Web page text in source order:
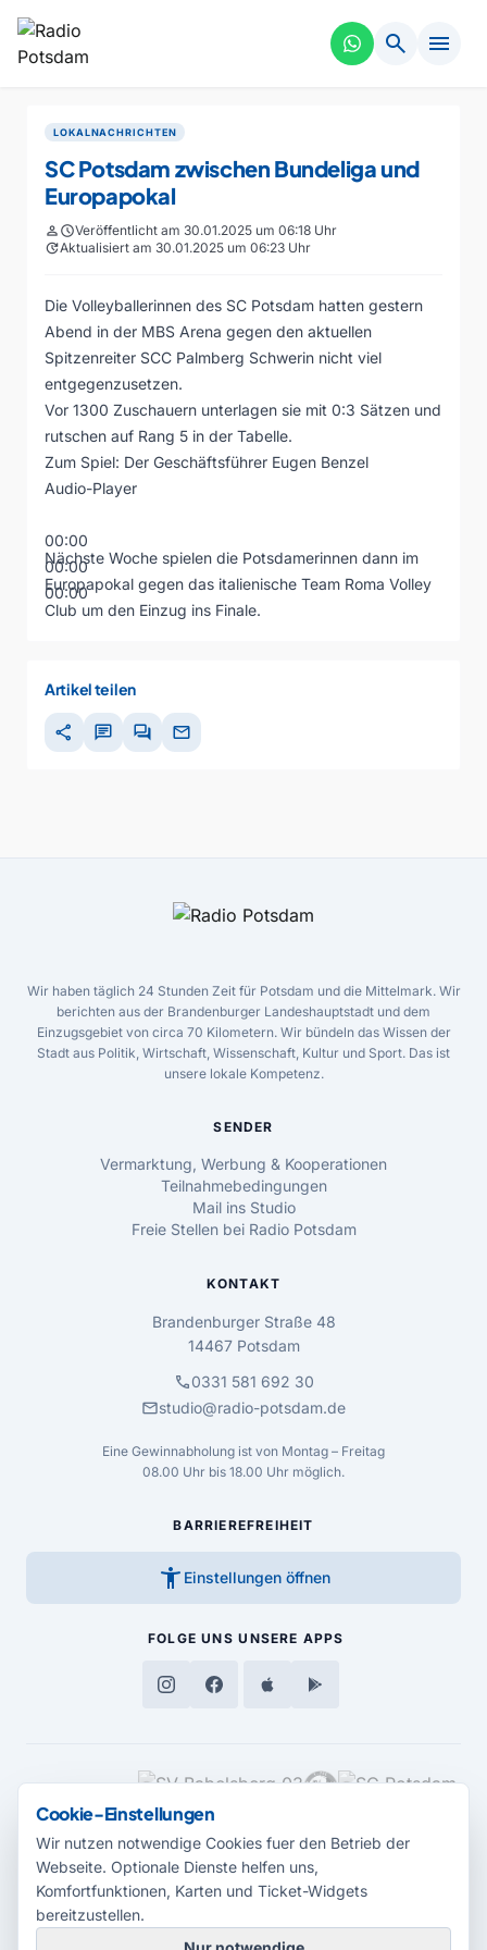
search menu
LOKALNACHRICHTEN
SC Potsdam zwischen Bundeliga und
Europapokal
personscheduleVeröffentlicht am 30.01.2025 um 06:18 Uhr
updateAktualisiert am 30.01.2025 um 06:23 Uhr
Die Volleyballerinnen des SC Potsdam hatten gestern
Abend in der MBS Arena gegen den aktuellen
Spitzenreiter SCC Palmberg Schwerin nicht viel
entgegenzusetzen.
Vor 1300 Zuschauern unterlagen sie mit 0:3 Sätzen und
rutschen auf Rang 5 in der Tabelle.
Zum Spiel: Der Geschäftsführer Eugen Benzel
Audio-Player
00:00
00:00
00:00
Nächste Woche spielen die Potsdamerinnen dann im
Europapokal gegen das italienische Team Roma Volley
Club um den Einzug ins Finale.
Artikel teilen
share chat forum mail
Wir haben täglich 24 Stunden Zeit für Potsdam und die Mittelmark. Wir
berichten aus der Brandenburger Landeshauptstadt und dem
Einzugsgebiet von circa 70 Kilometern. Wir bündeln das Wissen der
Stadt aus Politik, Wirtschaft, Wissenschaft, Kultur und Sport. Das ist
unsere lokale Kompetenz.
SENDER
Vermarktung, Werbung & Kooperationen
Teilnahmebedingungen
Mail ins Studio
Freie Stellen bei Radio Potsdam
KONTAKT
Brandenburger Straße 48
14467 Potsdam
call0331 581 692 30
mailstudio@radio-potsdam.de
Eine Gewinnabholung ist von Montag – Freitag
08.00 Uhr bis 18.00 Uhr möglich.
BARRIEREFREIHEIT
accessibility_new Einstellungen öffnen
FOLGE UNS UNSERE APPS
MEDIENPARTNER
Cookie-Einstellungen
Wir nutzen notwendige Cookies fuer den Betrieb der
Webseite. Optionale Dienste helfen uns,
Komfortfunktionen, Karten und Ticket-Widgets
bereitzustellen.